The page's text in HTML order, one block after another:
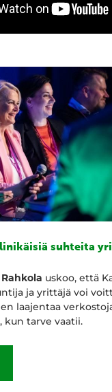
suhteita
uskoo, että
ja yrittäjä voi
laajentaa
kun tarve vaatii.